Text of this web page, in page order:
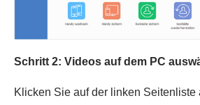
Schritt 2: Videos auf dem PC
Klicken Sie auf der linken Seitenliste